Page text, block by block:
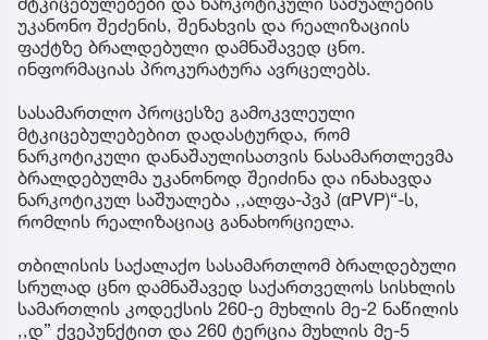
უკანონო შეძენის, შენახვის და რეალიზაციის
ფაქტზე ბრალდებული დამნაშავედ ცნო.
ინფორმაციას პროკურატურა ავრცელებს.
სასამართლო პროცესზე გამოკვლეული
მტკიცებულებებით დადასტურდა, რომ
ნარკოტიკული დანაშაულისათვის ნასამართლევმა
ბრალდებულმა უკანონოდ შეიძინა და ინახავდა
ნარკოტიკულ საშუალება ,,ალფა-პვპ (αPVP)“-ს,
რომლის რეალიზაციაც განახორციელა.
თბილისის საქალაქო სასამართლომ ბრალდებული
სრულად ცნო დამნაშავედ საქართველოს სისხლის
სამართლის კოდექსის 260-ე მუხლის მე-2 ნაწილის
,,დ” ქვეპუნქტით და 260 ტერცია მუხლის მე-5